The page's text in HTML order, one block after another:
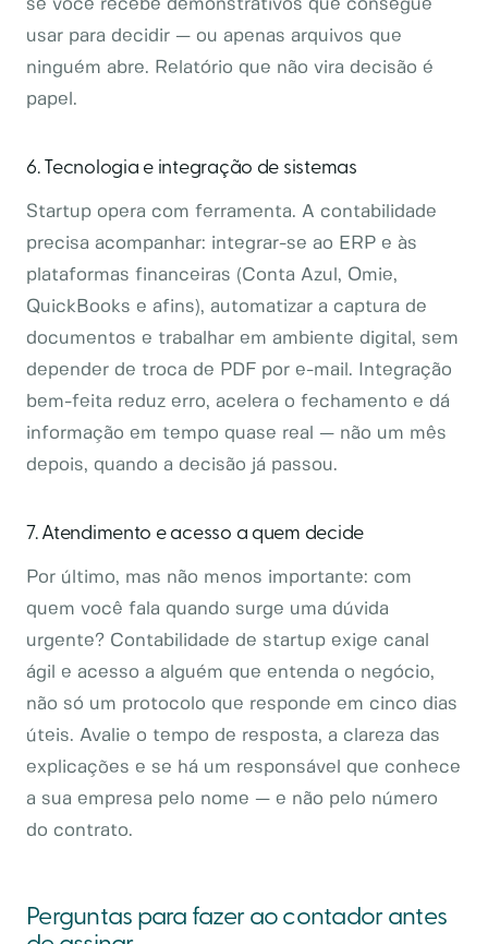
se você recebe demonstrativos que consegue
usar para decidir — ou apenas arquivos que
ninguém abre. Relatório que não vira decisão é
papel.
6. Tecnologia e integração de sistemas
Startup opera com ferramenta. A contabilidade
precisa acompanhar: integrar-se ao ERP e às
plataformas financeiras (Conta Azul, Omie,
QuickBooks e afins), automatizar a captura de
documentos e trabalhar em ambiente digital, sem
depender de troca de PDF por e-mail. Integração
bem-feita reduz erro, acelera o fechamento e dá
informação em tempo quase real — não um mês
depois, quando a decisão já passou.
7. Atendimento e acesso a quem decide
Por último, mas não menos importante: com
quem você fala quando surge uma dúvida
urgente? Contabilidade de startup exige canal
ágil e acesso a alguém que entenda o negócio,
não só um protocolo que responde em cinco dias
úteis. Avalie o tempo de resposta, a clareza das
explicações e se há um responsável que conhece
a sua empresa pelo nome — e não pelo número
do contrato.
Perguntas para fazer ao contador antes